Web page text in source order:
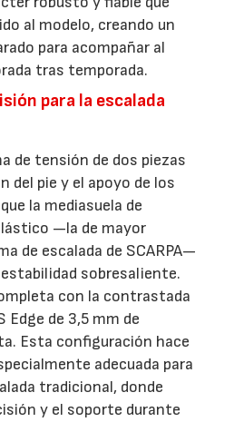
al modelo, creando un
para acompañar al
tras temporada.
para la escalada
de tensión de dos piezas
del pie y el apoyo de los
la mediasuela de
—la de mayor
de escalada de SCARPA—
sobresaliente.
con la contrastada
Edge de 3,5 mm de
Esta configuración hace
adecuada para
tradicional, donde
y el soporte durante